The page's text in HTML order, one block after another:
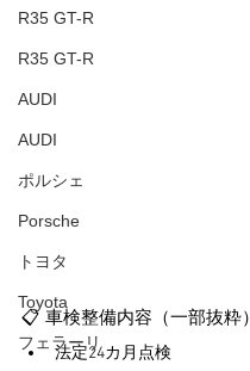
R35 GT-R
R35 GT-R
AUDI
AUDI
ポルシェ
Porsche
トヨタ
Toyota
フェラーリ
📋 車検整備内容（一部抜粋）
法定24カ月点検